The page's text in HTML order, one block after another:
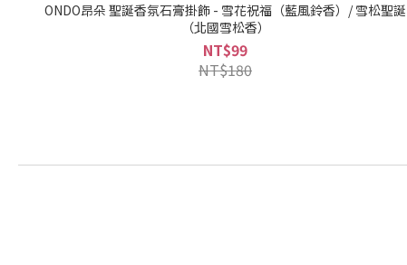
ONDO昂朵 聖誕香氛石膏掛飾 - 雪花祝福（藍風鈴香）/ 雪松聖誕
（北國雪松香）
NT$99
NT$180